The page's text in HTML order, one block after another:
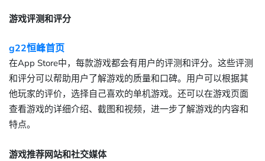
游戏评测和评分
g22恒峰首页
在App Store中，每款游戏都会有用户的评测和评分。这些评测
和评分可以帮助用户了解游戏的质量和口碑。用户可以根据其
他玩家的评价，选择自己喜欢的单机游戏。还可以在游戏页面
查看游戏的详细介绍、截图和视频，进一步了解游戏的内容和
特点。
游戏推荐网站和社交媒体